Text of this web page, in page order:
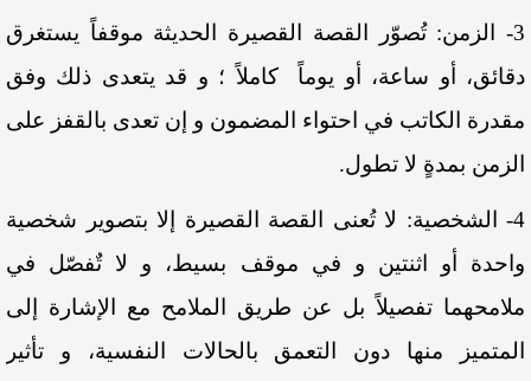
3- الزمن: تُصوّر القصة القصيرة الحديثة موقفاً يستغرق
دقائق، أو ساعة، أو يوماً كاملاً ؛ و قد يتعدى ذلك وفق
مقدرة الكاتب في احتواء المضمون و إن تعدى بالقفز على
الزمن بمدةٍ لا تطول.
4- الشخصية: لا تُعنى القصة القصيرة إلا بتصوير شخصية
واحدة أو اثنتين و في موقف بسيط، و لا تٌفصّل في
ملامحهما تفصيلاً بل عن طريق الملامح مع الإشارة إلى
المتميز منها دون التعمق بالحالات النفسية، و تأثير